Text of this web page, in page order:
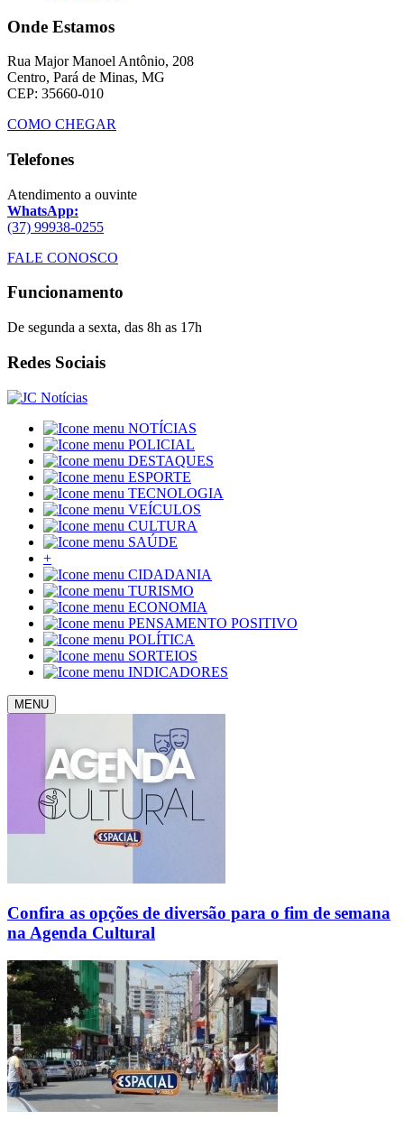
Onde Estamos
Rua Major Manoel Antônio, 208
Centro, Pará de Minas, MG
CEP: 35660-010
COMO CHEGAR
Telefones
Atendimento a ouvinte
WhatsApp:
(37) 99938-0255
FALE CONOSCO
Funcionamento
De segunda a sexta, das 8h as 17h
Redes Sociais
NOTÍCIAS
POLICIAL
DESTAQUES
ESPORTE
TECNOLOGIA
VEÍCULOS
CULTURA
SAÚDE
+
CIDADANIA
TURISMO
ECONOMIA
PENSAMENTO POSITIVO
POLÍTICA
SORTEIOS
INDICADORES
MENU
Confira as opções de diversão para o fim de semana
na Agenda Cultural